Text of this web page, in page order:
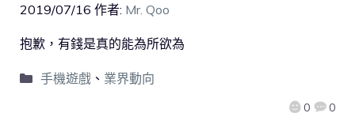
2019/07/16 作者: Mr. Qoo
0 0
抱歉，有錢是真的能為所欲為
手機遊戲、 業界動向